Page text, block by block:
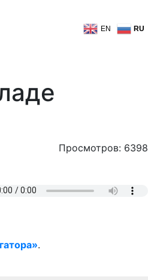
EN RU
Просмотров: 6398
.